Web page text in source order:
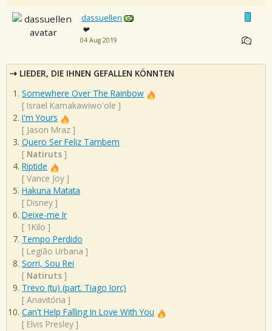
dassuellen
❤
04 Aug 2019
LIEDER, DIE IHNEN GEFALLEN KÖNNTEN
Somewhere Over The Rainbow
[ Israel Kamakawiwo'ole ]
I'm Yours
[ Jason Mraz ]
Quero Ser Feliz Tambem
[ Natiruts ]
Riptide
[ Vance Joy ]
Hakuna Matata
[ Disney ]
Deixe-me Ir
[ 1Kilo ]
Tempo Perdido
[ Legião Urbana ]
Sorri, Sou Rei
[ Natiruts ]
Trevo (tu) (part. Tiago Iorc)
[ Anavitória ]
Can't Help Falling In Love With You
[ Elvis Presley ]